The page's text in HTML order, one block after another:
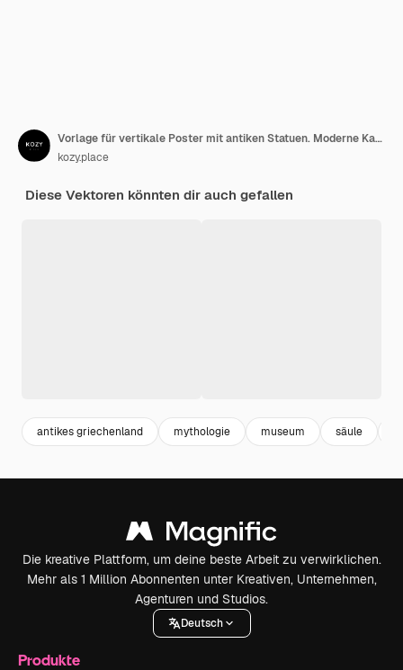
Vorlage für vertikale Poster mit antiken Statuen. Moderne Karte, Wandkunst.
kozy.place
Diese Vektoren könnten dir auch gefallen
antikes griechenland mythologie museum säule
Die kreative Plattform, um deine beste Arbeit zu verwirklichen.
Mehr als 1 Million Abonnenten unter Kreativen, Unternehmen,
Agenturen und Studios.
Deutsch
Produkte